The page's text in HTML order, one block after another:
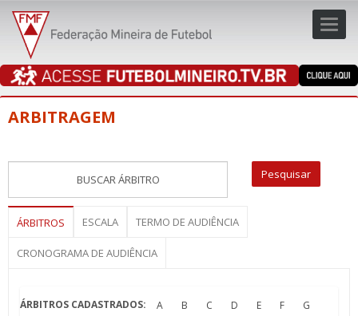
ARBITRAGEM
ÁRBITROS ESCALA TERMO DE AUDIÊNCIA
CRONOGRAMA DE AUDIÊNCIA
ÁRBITROS CADASTRADOS: A B C D E F
G